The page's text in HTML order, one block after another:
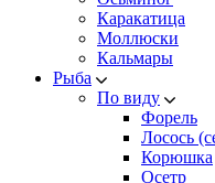
Каракатица
Моллюски
Кальмары
Рыба
По виду
Форель
Лосось
Корюшка
Осетр